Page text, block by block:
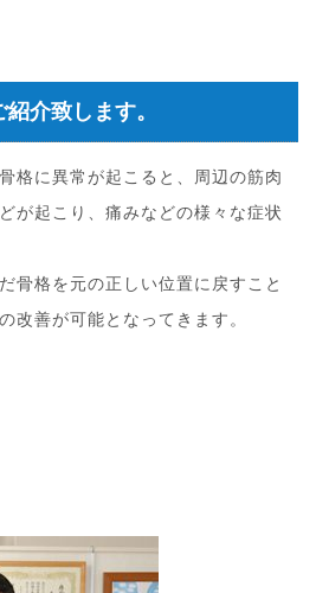
介致します。
格に異常が起こると、周辺の筋肉
が起こり、痛みなどの様々な症状
骨格を元の正しい位置に戻すこと
改善が可能となってきます。